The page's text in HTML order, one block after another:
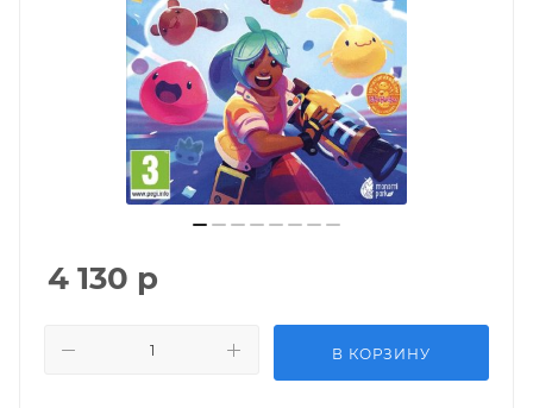
4 130 р
В КОРЗИНУ